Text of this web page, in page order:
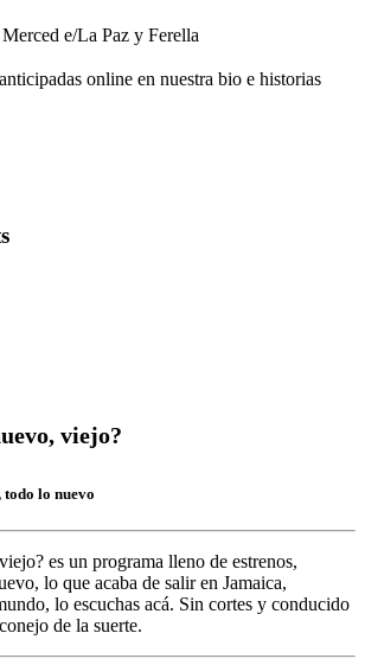
e/La Paz y Ferella
online en nuestra bio e historias
viejo?
todo lo nuevo
es un programa lleno de estrenos,
lo que acaba de salir en Jamaica,
lo escuchas acá. Sin cortes y conducido
de la suerte.